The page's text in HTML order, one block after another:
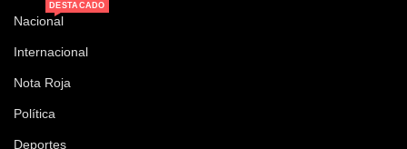
Nacional
DESTACADO
Internacional
Nota Roja
Política
Deportes